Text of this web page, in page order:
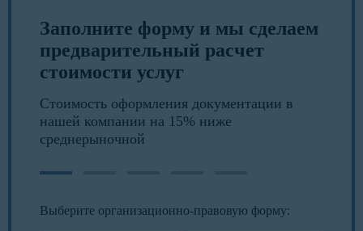
Заполните форму и мы сделаем
предварительный расчет
стоимости услуг
Стоимость оформления документации в
нашей компании на 15% ниже
среднерыночной
Выберите организационно-правовую форму: